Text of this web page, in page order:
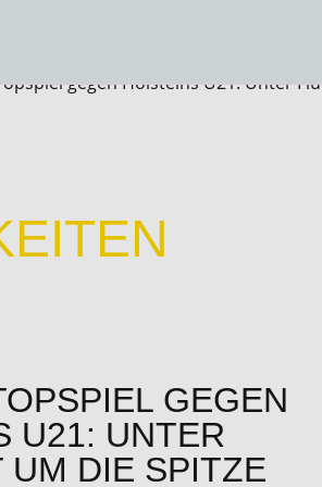
gegen Holsteins U21: Unter
GEGEN
U21: UNTER
UM DIE SPITZE